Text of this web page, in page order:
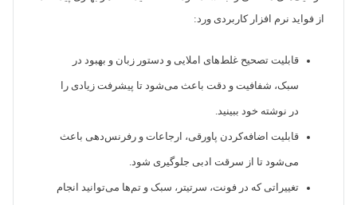
از فواید نرم افزار کاربردی ورد:
قابلیت‌ تصحیح غلط‌های املایی و دستور زبان و بهبود در
سبک، شفافیت و دقت باعث می‌شود تا پیشرفت زیادی را
در نوشته‌ خود ببینید.
قابلیت اضافه‌کردن پاورقی، ارجاعات و رفرنس‌دهی باعث
می‌شود تا از سرقت ادبی جلوگیری شود.
تغییراتی که در فونت، سرتیتر، سبک و تم‌ها می‌توانید انجام